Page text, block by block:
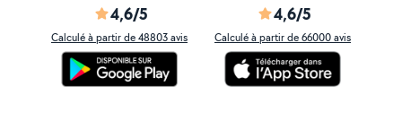
4,6/5
Calculé à partir de 48803 avis
4,6/5
Calculé à partir de 66000 avis